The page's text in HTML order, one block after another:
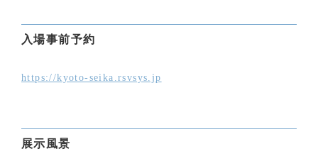
入場事前予約
https://kyoto-seika.rsvsys.jp
展示風景